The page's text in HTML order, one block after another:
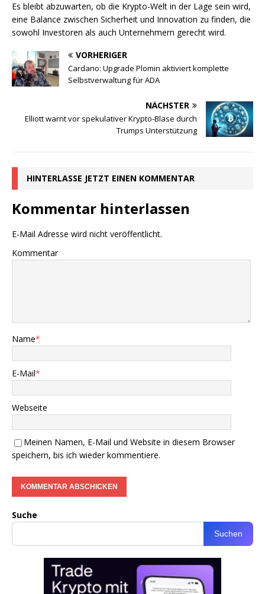
Es bleibt abzuwarten, ob die Krypto-Welt in der Lage sein wird,
eine Balance zwischen Sicherheit und Innovation zu finden, die
sowohl Investoren als auch Unternehmern gerecht wird.
VORHERIGER
Cardano: Upgrade Plomin aktiviert komplette
Selbstverwaltung für ADA
NÄCHSTER
Elliott warnt vor spekulativer Krypto-Blase durch
Trumps Unterstützung
HINTERLASSE JETZT EINEN KOMMENTAR
Kommentar hinterlassen
E-Mail Adresse wird nicht veröffentlicht.
Kommentar
Name*
E-Mail*
Webseite
Meinen Namen, E-Mail und Website in diesem Browser
speichern, bis ich wieder kommentiere.
Suche
Suchen